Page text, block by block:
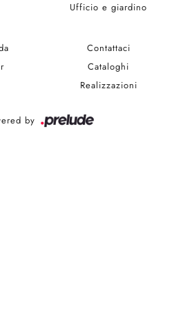
Ufficio e giardino
Contattaci
Cataloghi
Realizzazioni
by